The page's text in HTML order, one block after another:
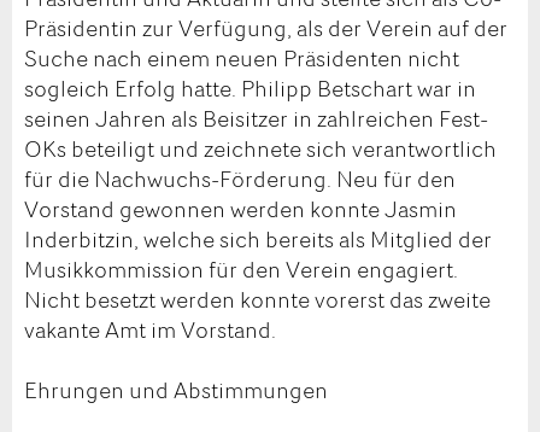
Präsidentin zur Verfügung, als der Verein auf der
Suche nach einem neuen Präsidenten nicht
sogleich Erfolg hatte. Philipp Betschart war in
seinen Jahren als Beisitzer in zahlreichen Fest-
OKs beteiligt und zeichnete sich verantwortlich
für die Nachwuchs-Förderung. Neu für den
Vorstand gewonnen werden konnte Jasmin
Inderbitzin, welche sich bereits als Mitglied der
Musikkommission für den Verein engagiert.
Nicht besetzt werden konnte vorerst das zweite
vakante Amt im Vorstand.
Ehrungen und Abstimmungen